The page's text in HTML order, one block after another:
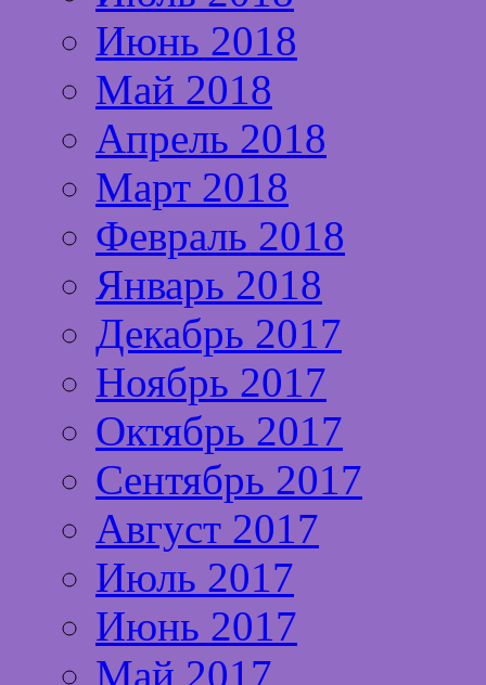
Июнь 2018
Май 2018
Апрель 2018
Март 2018
Февраль 2018
Январь 2018
Декабрь 2017
Ноябрь 2017
Октябрь 2017
Сентябрь 2017
Август 2017
Июль 2017
Июнь 2017
Май 2017